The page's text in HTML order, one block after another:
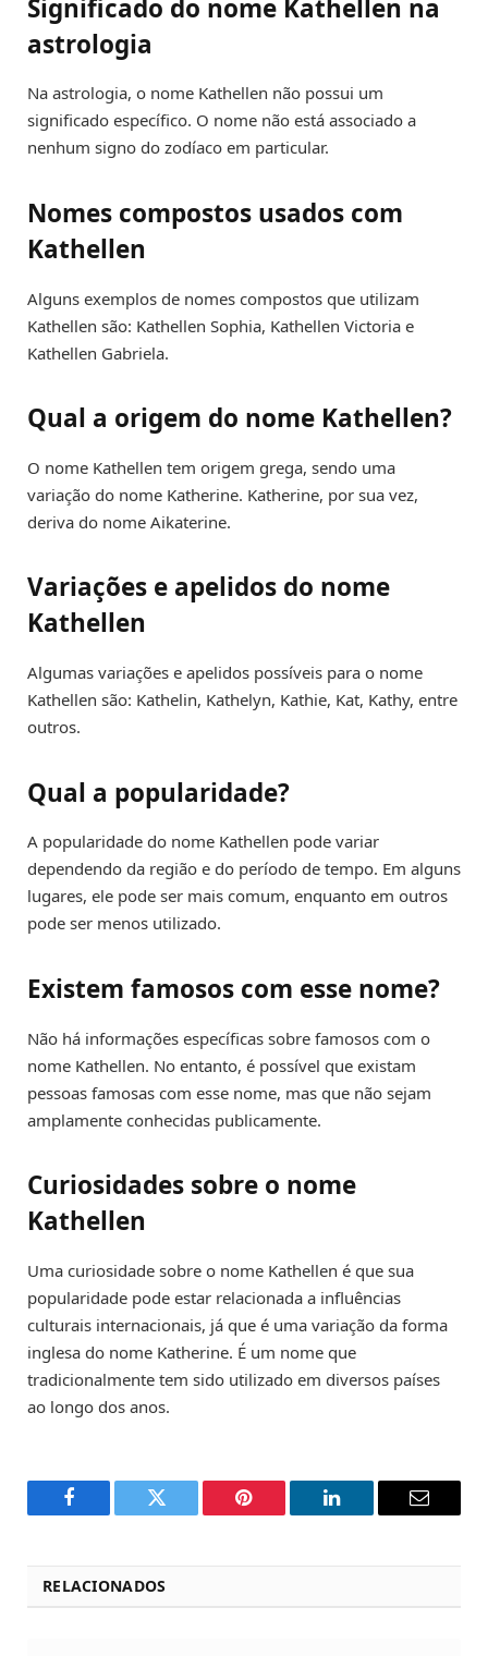
Significado do nome Kathellen na
astrologia
Na astrologia, o nome Kathellen não possui um
significado específico. O nome não está associado a
nenhum signo do zodíaco em particular.
Nomes compostos usados com
Kathellen
Alguns exemplos de nomes compostos que utilizam
Kathellen são: Kathellen Sophia, Kathellen Victoria e
Kathellen Gabriela.
Qual a origem do nome Kathellen?
O nome Kathellen tem origem grega, sendo uma
variação do nome Katherine. Katherine, por sua vez,
deriva do nome Aikaterine.
Variações e apelidos do nome
Kathellen
Algumas variações e apelidos possíveis para o nome
Kathellen são: Kathelin, Kathelyn, Kathie, Kat, Kathy, entre
outros.
Qual a popularidade?
A popularidade do nome Kathellen pode variar
dependendo da região e do período de tempo. Em alguns
lugares, ele pode ser mais comum, enquanto em outros
pode ser menos utilizado.
Existem famosos com esse nome?
Não há informações específicas sobre famosos com o
nome Kathellen. No entanto, é possível que existam
pessoas famosas com esse nome, mas que não sejam
amplamente conhecidas publicamente.
Curiosidades sobre o nome
Kathellen
Uma curiosidade sobre o nome Kathellen é que sua
popularidade pode estar relacionada a influências
culturais internacionais, já que é uma variação da forma
inglesa do nome Katherine. É um nome que
tradicionalmente tem sido utilizado em diversos países
ao longo dos anos.
Facebook Twitter Pinterest LinkedIn Email
RELACIONADOS